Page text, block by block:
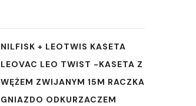
NILFISK + LEOTWIS KASETA
LEOVAC LEO TWIST -KASETA Z
WĘŻEM ZWIJANYM 15M RACZKA
GNIAZDO ODKURZACZEM